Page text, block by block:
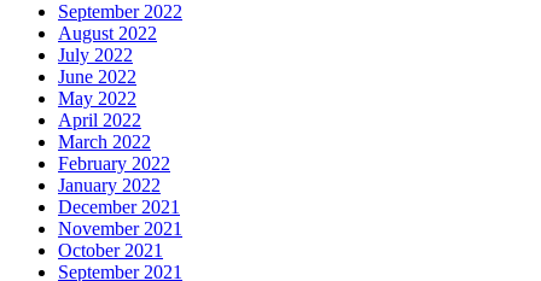
September 2022
August 2022
July 2022
June 2022
May 2022
April 2022
March 2022
February 2022
January 2022
December 2021
November 2021
October 2021
September 2021